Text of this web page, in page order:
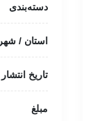
دسته‌بندی
استان / شهر
تاریخ انتشار
مبلغ